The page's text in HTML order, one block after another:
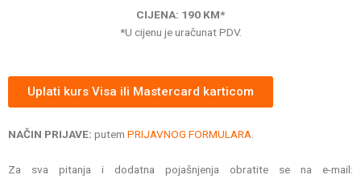
CIJENA: 190 KM*
*U cijenu je uračunat PDV.
Uplati kurs Visa ili Mastercard karticom
NAČIN PRIJAVE: putem PRIJAVNOG FORMULARA
Za sva pitanja i dodatna pojašnjenja obratite se na e-mail: